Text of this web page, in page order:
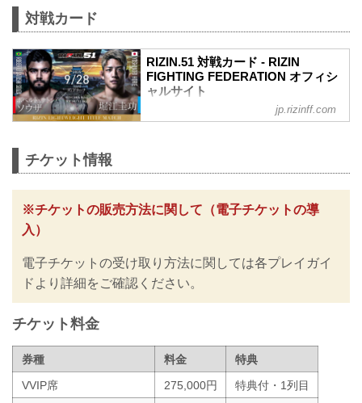
対戦カード
RIZIN.51 対戦カード - RIZIN
FIGHTING FEDERATION オフィシ
ャルサイト
ライト級タイトルマッチ／ホベルト・サ
ホベルト・サトシ・ソウザ vs. 堀江圭功
フェザー級タイトルマッチ／ラジャブア
リ・シェイドゥラエフ vs. ビクター・コ
レスニック
ラジャブアリ・シェイドゥラエフ vs. ビ
クター・コレスニック
jp.rizinff.com
チケット情報
※チケットの販売方法に関して（電子チケットの導
入）
電子チケットの受け取り方法に関しては各プレイガイ
ドより詳細をご確認ください。
チケット料金
券種 料金
特典
VVIP席
275,000円
特典付・1列目